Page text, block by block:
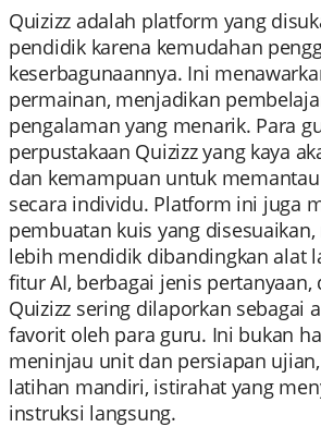
Quizizz adalah platform yang
pendidik karena kemudahan
keserbagunaannya. Ini
permainan, menjadikan
pengalaman yang menarik. Para
perpustakaan Quizizz yang kaya
dan kemampuan untuk
secara individu. Platform ini juga
pembuatan kuis yang
lebih mendidik dibandingkan alat
fitur AI, berbagai jenis pertanyaan,
Quizizz sering dilaporkan sebagai
favorit oleh para guru. Ini bukan
meninjau unit dan persiapan
latihan mandiri, istirahat yang
instruksi langsung.